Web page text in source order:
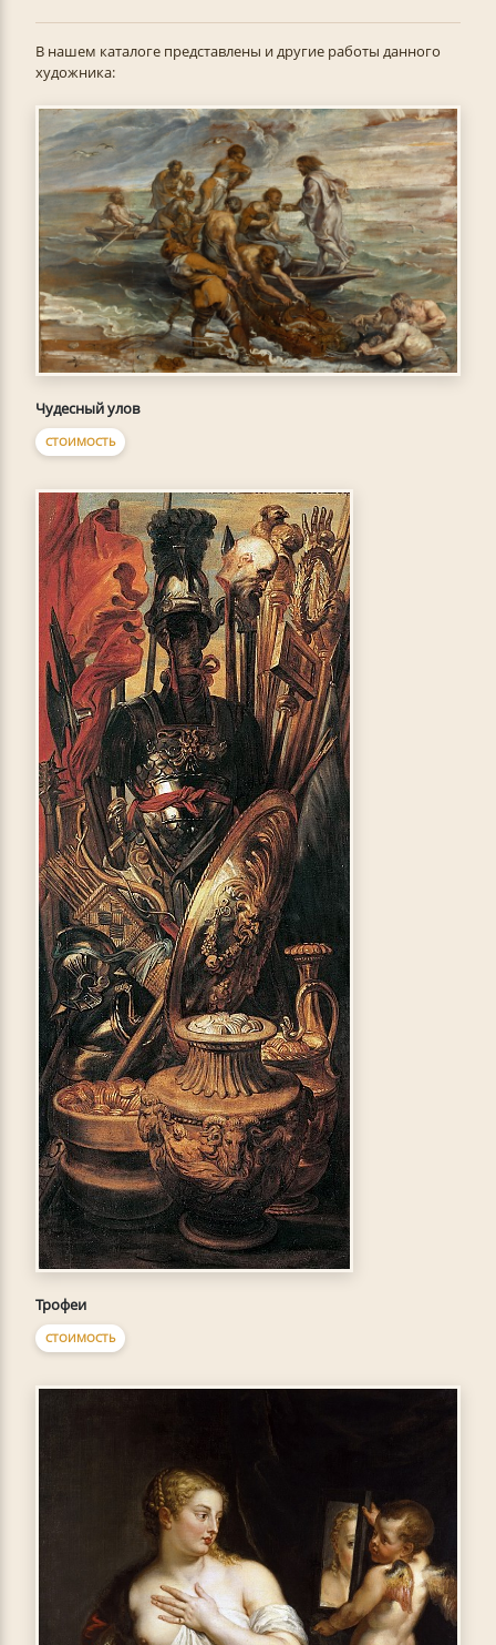
В нашем каталоге представлены и другие работы данного
художника:
Чудесный улов
СТОИМОСТЬ
Трофеи
СТОИМОСТЬ